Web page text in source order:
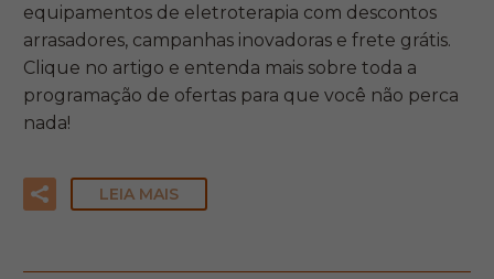
equipamentos de eletroterapia com descontos
arrasadores, campanhas inovadoras e frete grátis.
Clique no artigo e entenda mais sobre toda a
programação de ofertas para que você não perca
nada!
LEIA MAIS